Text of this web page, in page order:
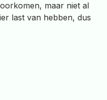
maar niet al
last van hebben, dus